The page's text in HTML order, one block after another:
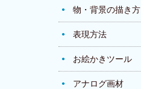
物・背景の描き方
表現方法
お絵かきツール
アナログ画材